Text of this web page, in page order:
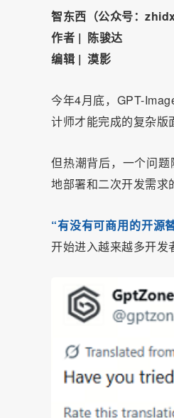
智东西（公众号：
作者 | 陈骏达
编辑 | 漠影
今年4月底，GPT-
计师才能完成的复杂版
但热潮背后，一个问
地部署和二次开发需求
“有没有可商用的开源
开始进入越来越多开发